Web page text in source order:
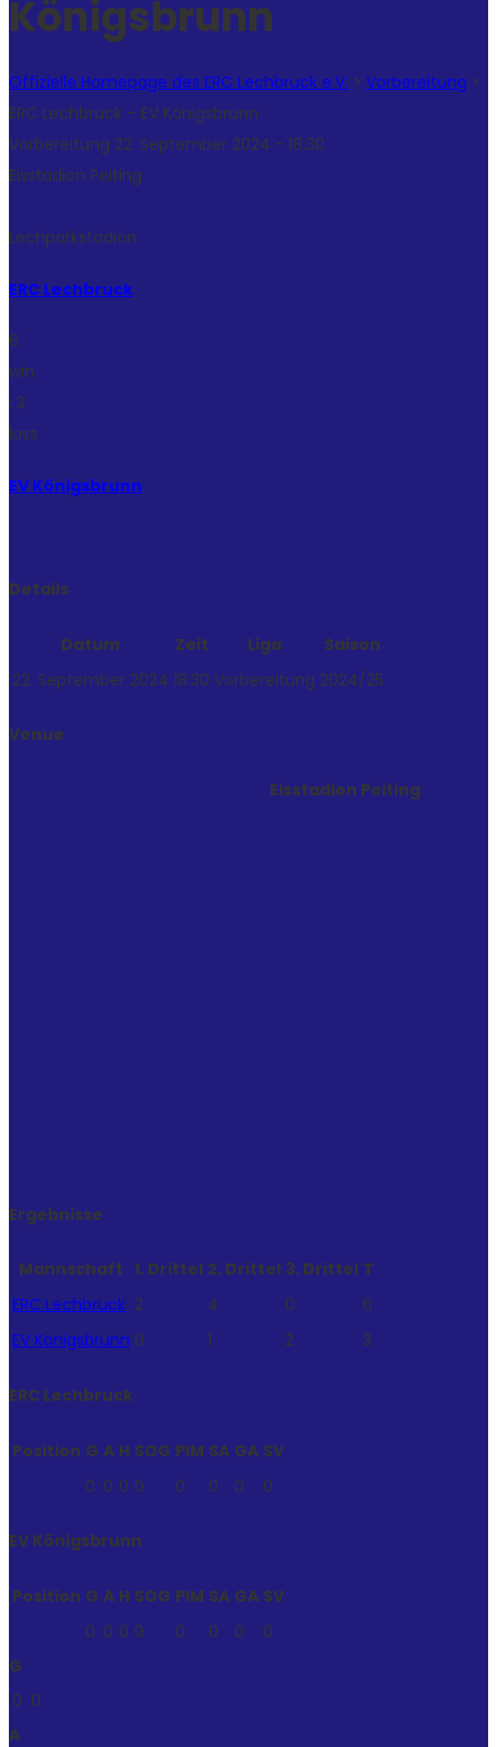
Königsbrunn
Offizielle Homepage des ERC Lechbruck e.V. > Vorbereitung >
ERC Lechbruck – EV Königsbrunn
Vorbereitung 22. September 2024 - 18:30
Eisstadion Peiting
Lechparkstadion
ERC Lechbruck
6
win
: 3
loss
EV Königsbrunn
Details
Datum Zeit Liga
Saison
22. September 2024 18:30 Vorbereitung 2024/25
Venue
Eisstadion Peiting
Ergebnisse
Mannschaft 1. Drittel 2. Drittel 3. Drittel T
ERC Lechbruck 2 4 0
6
EV Königsbrunn 0 1 2 3
ERC Lechbruck
Position G A H SOG PIM SA GA SV
0 0 0 0 0 0 0 0
EV Königsbrunn
Position G A H SOG PIM SA GA SV
0 0 0 0 0 0 0
0
G
0 0
A